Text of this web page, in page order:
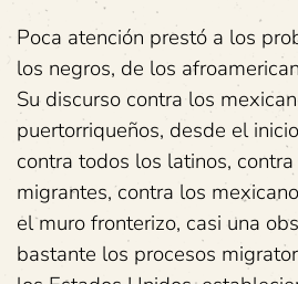
Poca atención prestó a los
los negros, de los
Su discurso contra los
puertorriqueños, desde el
contra todos los latinos,
migrantes, contra los
el muro fronterizo, casi una
bastante los procesos